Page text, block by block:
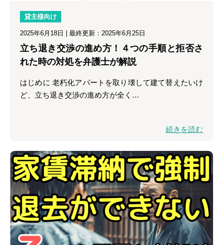
貸主様向け
2025年6月18日 | 最終更新：2025年6月25日
立ち退き交渉の進め方！４つの手順と拒否さ
れた時の対処を弁護士が解説
はじめに 老朽化アパートを取り壊して建て替えたいけ
ど、立ち退き交渉の進め方が全く…
続きを読む